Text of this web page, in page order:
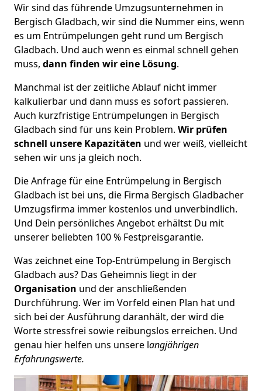
Wir sind das führende Umzugsunternehmen in
Bergisch Gladbach, wir sind die Nummer eins, wenn
es um Entrümpelungen geht rund um Bergisch
Gladbach. Und auch wenn es einmal schnell gehen
muss, dann finden wir eine Lösung.
Manchmal ist der zeitliche Ablauf nicht immer
kalkulierbar und dann muss es sofort passieren.
Auch kurzfristige Entrümpelungen in Bergisch
Gladbach sind für uns kein Problem. Wir prüfen
schnell unsere Kapazitäten und wer weiß, vielleicht
sehen wir uns ja gleich noch.
Die Anfrage für eine Entrümpelung in Bergisch
Gladbach ist bei uns, die Firma Bergisch Gladbacher
Umzugsfirma immer kostenlos und unverbindlich.
Und Dein persönliches Angebot erhältst Du mit
unserer beliebten 100 % Festpreisgarantie.
Was zeichnet eine Top-Entrümpelung in Bergisch
Gladbach aus? Das Geheimnis liegt in der
Organisation und der anschließenden
Durchführung. Wer im Vorfeld einen Plan hat und
sich bei der Ausführung daranhält, der wird die
Worte stressfrei sowie reibungslos erreichen. Und
genau hier helfen uns unsere langjährigen
Erfahrungswerte.